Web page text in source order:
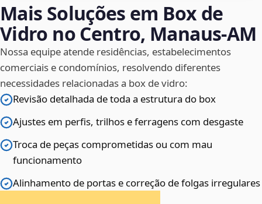
Mais Soluções em Box de
Vidro no Centro, Manaus‑AM
Nossa equipe atende residências, estabelecimentos
comerciais e condomínios, resolvendo diferentes
necessidades relacionadas a box de vidro:
Revisão detalhada de toda a estrutura do box
Ajustes em perfis, trilhos e ferragens com desgaste
Troca de peças comprometidas ou com mau
funcionamento
Alinhamento de portas e correção de folgas irregulares